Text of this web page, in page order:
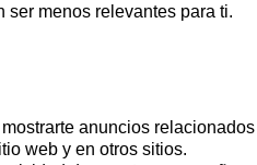
ser menos relevantes para ti.
anuncios relacionados
web y en otros sitios.